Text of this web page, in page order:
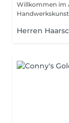
Willkommen im Atelier
Herren